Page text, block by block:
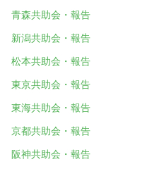
青森共助会・報告
新潟共助会・報告
松本共助会・報告
東京共助会・報告
東海共助会・報告
京都共助会・報告
阪神共助会・報告